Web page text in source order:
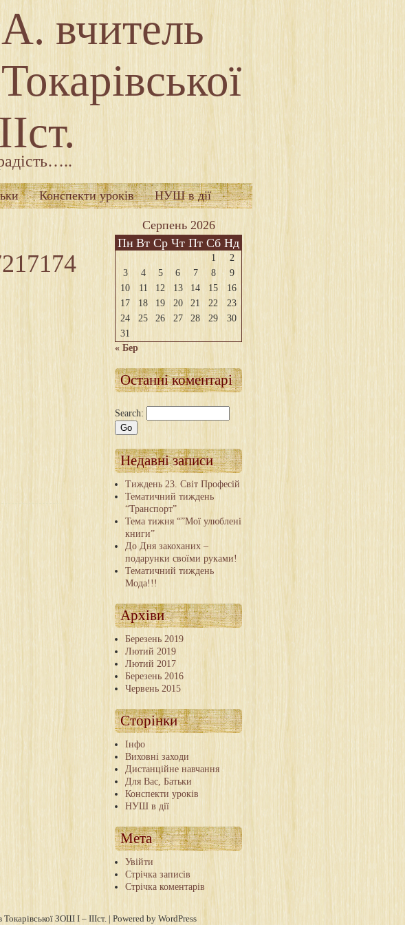
вчитель
Конспекти уроків НУШ в дії
Серпень 2026
Пн Вт Ср Чт Пт Сб Нд
1
2
3
4 5 6 7 8
9
10
11 12 13 14 15
16
17
18 19 20 21 22
23
24
25 26 27 28 29
30
31
« Бер
Останні коментарі
Search:
Недавні записи
Тиждень 23. Світ Професій
Тематичний тиждень
“Транспорт”
Тема тижня “”Мої улюблені
книги”
До Дня закоханих –
подарунки своїми руками!
Тематичний тиждень
Мода!!!
Архіви
Березень 2019
Лютий 2019
Лютий 2017
Березень 2016
Червень 2015
Сторінки
Інфо
Виховні заходи
Дистанційне навчання
Для Вас, Батьки
Конспекти уроків
НУШ в дії
Мета
Увійти
Стрічка записів
Стрічка коментарів
ЗОШ І – ІІІст. | Powered by WordPress